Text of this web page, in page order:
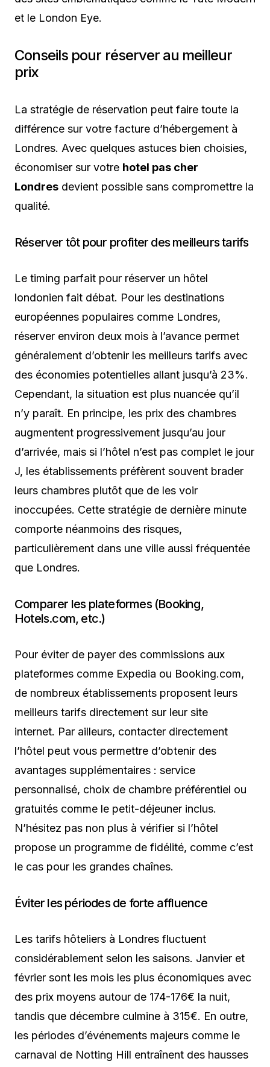
et le London Eye.
Conseils pour réserver au meilleur
prix
La stratégie de réservation peut faire toute la
différence sur votre facture d’hébergement à
Londres. Avec quelques astuces bien choisies,
économiser sur votre hotel pas cher
Londres devient possible sans compromettre la
qualité.
Réserver tôt pour profiter des meilleurs tarifs
Le timing parfait pour réserver un hôtel
londonien fait débat. Pour les destinations
européennes populaires comme Londres,
réserver environ deux mois à l’avance permet
généralement d’obtenir les meilleurs tarifs avec
des économies potentielles allant jusqu’à 23%.
Cependant, la situation est plus nuancée qu’il
n’y paraît. En principe, les prix des chambres
augmentent progressivement jusqu’au jour
d’arrivée, mais si l’hôtel n’est pas complet le jour
J, les établissements préfèrent souvent brader
leurs chambres plutôt que de les voir
inoccupées. Cette stratégie de dernière minute
comporte néanmoins des risques,
particulièrement dans une ville aussi fréquentée
que Londres.
Comparer les plateformes (Booking,
Hotels.com, etc.)
Pour éviter de payer des commissions aux
plateformes comme Expedia ou Booking.com,
de nombreux établissements proposent leurs
meilleurs tarifs directement sur leur site
internet. Par ailleurs, contacter directement
l’hôtel peut vous permettre d’obtenir des
avantages supplémentaires : service
personnalisé, choix de chambre préférentiel ou
gratuités comme le petit-déjeuner inclus.
N’hésitez pas non plus à vérifier si l’hôtel
propose un programme de fidélité, comme c’est
le cas pour les grandes chaînes.
Éviter les périodes de forte affluence
Les tarifs hôteliers à Londres fluctuent
considérablement selon les saisons. Janvier et
février sont les mois les plus économiques avec
des prix moyens autour de 174-176€ la nuit,
tandis que décembre culmine à 315€. En outre,
les périodes d’événements majeurs comme le
carnaval de Notting Hill entraînent des hausses